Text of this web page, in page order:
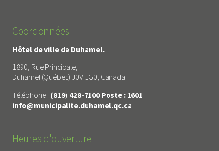
Coordonnées
Hôtel de ville de Duhamel.
1890, Rue Principale,
Duhamel (Québec) J0V 1G0, Canada
Téléphone : (819) 428-7100 Poste : 1601
info@municipalite.duhamel.qc.ca
Heures d'ouverture